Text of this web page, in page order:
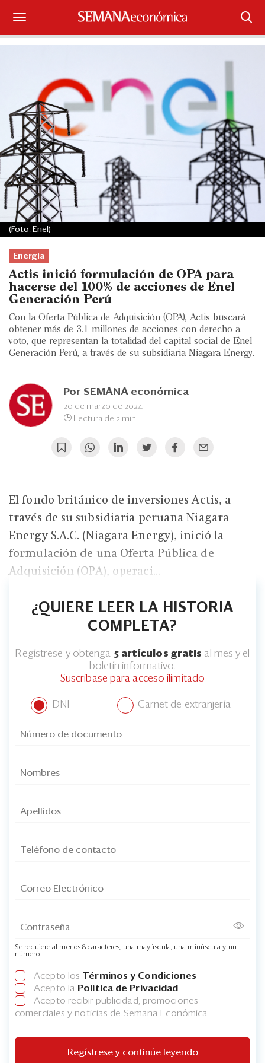
Suscríbase
Portada
¿Qué está pasando?
Sectores y Empresas
Management
Economía y Finanzas
Legal y Política
Eventos
Blogs
Ranking CEO
Edición Impresa
Energía
Actis inició formulación de OPA para
hacerse del 100% de acciones de Enel
Generación Perú
Con la Oferta Pública de Adquisición (OPA), Actis buscará
obtener más de 3.1 millones de acciones con derecho a
voto, que representan la totalidad del capital social de Enel
Generación Perú, a través de su subsidiaria Niagara Energy.
Por SEMANA económica
20 de marzo de 2024
Lectura de 2 min
(Foto: Enel)
El fondo británico de inversiones Actis, a
través de su subsidiaria peruana Niagara
Energy S.A.C. (Niagara Energy), inició la
formulación de una Oferta Pública de
Adquisición (OPA), operaci...
¿QUIERE LEER LA HISTORIA
COMPLETA?
Regístrese y obtenga 5 artículos gratis al mes y el
boletín informativo.
Suscríbase para acceso ilimitado
DNI Carnet de extranjería
Se requiere al menos 8 caracteres, una mayúscula, una minúscula y un
número
Acepto los Términos y Condiciones
Acepto la Política de Privacidad
Acepto recibir publicidad, promociones
comerciales y noticias de Semana Económica
Regístrese y continúe leyendo